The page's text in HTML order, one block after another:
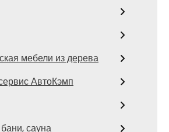
мебели из дерева
АвтоКэмп
сауна